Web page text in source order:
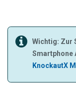
Wichtig: Zur
Smartphone
KnockautX